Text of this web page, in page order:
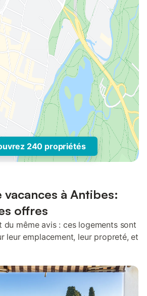
240 propriétés
vacances à Antibes:
offres
du même avis : ces logements sont
leur emplacement, leur propreté, et